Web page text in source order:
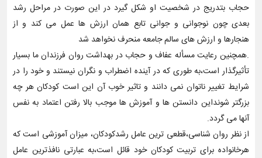
حجاب بتدریج در شخصیت او شکل گیرد در این صورت در مراحل رشد
بعدی چون نوجوانی و جوانی تابع همان ارزش ها عمل می کند و از
هنجارها و ارزش های سالم جامعه منحرف نخواهد شد
.همچنین رعایت مسأله عفاف و حجاب در بهداشت روان فرزندان ما بسیار
تأثیرگذار است،به طوری که در آینده اضطراب و نگران نیستند و خود را در
شرایط تغییر ناتوان نمی دانند و تاثیر خوب آن این است کودکان هر چه
بزرگتر شونداین دانستن ها و آموزش ها موجب بالا رفتن اعتماد به نفس
آنها می گردد.
از نظر روان شناسی،قطعی ترین عامل رشدکودکان، میزان آموزشی است که
هرخانواده برای تربیت کودکان خود قائل است،به عبارتی نافذترین عامل